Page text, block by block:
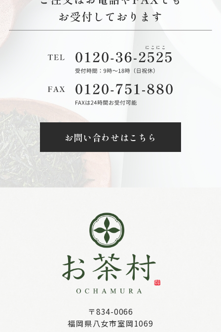
お問い合わせはこちら
〒834-0066
福岡県八女市室岡1069